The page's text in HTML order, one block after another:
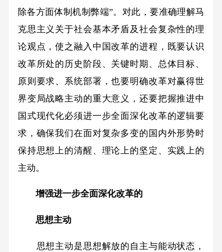
除各方面体制机制弊端”。对此，要准确理解马
克思主义关于社会基本矛盾及社会复杂性的理
论观点，使之融入中国改革的进程，既要认识
改革所处的历史阶段、关键时期、总体目标、
原则要求、系统部署，也要明确改革对赢得世
界变局战略主动的重大意义，还要把握推进中
国式现代化必须进一步全面深化改革的逻辑要
求，确保我们在面对复杂多变的国内外形势时
保持思想上的清醒、理论上的坚定、实践上的
主动。
增强进一步全面深化改革的
思想主动
思想主动是思想解放的自主与能动状态，